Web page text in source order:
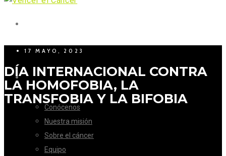
LA FUNDACIÓN
Conócenos
Nuestra misión
Sobre el cáncer
Equipo
17 MAYO, 2023
DÍA INTERNACIONAL CONTRA
LA HOMOFOBIA, LA
TRANSFOBIA Y LA BIFOBIA